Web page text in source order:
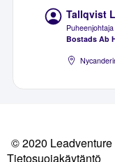
Tallqvist
Puheenjohtaja
Bostads Ab
© 2020 Leadventure
Tietosuojakäytäntö